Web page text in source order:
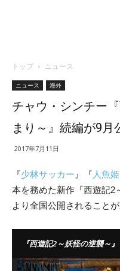
トップ ニュース
ニュース 海外
チャウ・シンチー
まり～』続編が9月
2017年7月11日
『少林サッカー 』『 人魚姫
本を務めた新作『西遊記2
より全国公開されることが
『西遊記2～妖怪の逆襲～』